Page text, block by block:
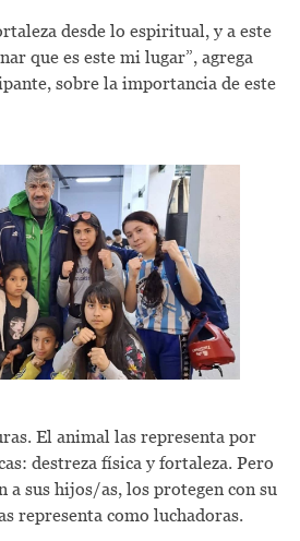
desde lo espiritual, y a este
que es este mi lugar”, agrega
sobre la importancia de este
El animal las representa por
destreza física y fortaleza. Pero
a sus hijos/as, los protegen con su
representa como luchadoras.